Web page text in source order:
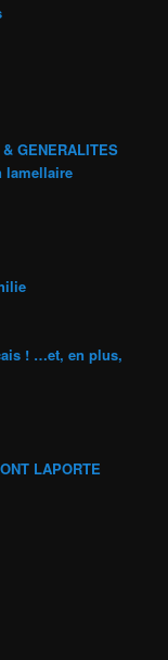
GENERALITES
lamellaire
! …et, en plus,
LAPORTE